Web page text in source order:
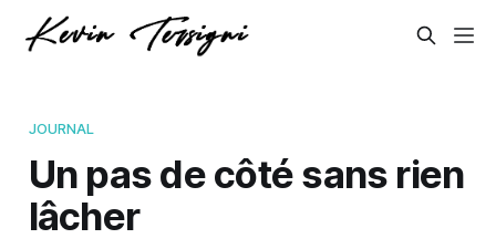
JOURNAL
Un pas de côté sans rien
lâcher